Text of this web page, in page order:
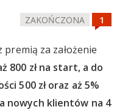
ZAKOŃCZONA
premią za założenie
800 zł na start, a do
500 zł oraz aż 5%
nowych klientów na 4